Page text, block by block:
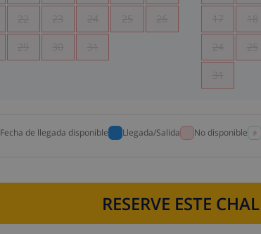
22 23 24 25 26
29 30 31
17 18
24 25
31
Fecha de llegada disponible Llegada/Salida No disponible
RESERVE ESTE